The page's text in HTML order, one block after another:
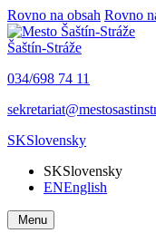
Rovno na obsah Rovno
Šaštín-Stráže
034/698 74 11
SKSlovensky
SKSlovensky
ENEnglish
Menu